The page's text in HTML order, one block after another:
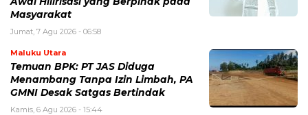
Masyarakat
Jumat, 7 Agu 2026 - 06:58
Maluku Utara
Temuan BPK: PT JAS Diduga
Menambang Tanpa Izin Limbah, PA
GMNI Desak Satgas Bertindak
Kamis, 6 Agu 2026 - 15:44